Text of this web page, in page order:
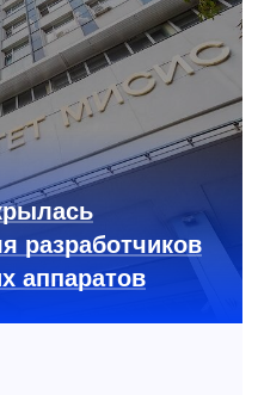
разработчиков
аппаратов